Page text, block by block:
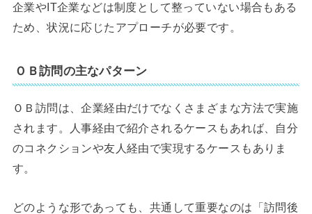
企業やIT企業などは制度として整っていない場合もある
ため、状況に応じたアプローチが必要です。
ＯＢ訪問の主なパターン
ＯＢ訪問は、企業経由だけでなくさまざまな方法で実施
されます。人事経由で紹介されるケースもあれば、自分
のコネクションや友人経由で実現するケースもありま
す。
どのような形であっても、共通して重要なのは「訪問後